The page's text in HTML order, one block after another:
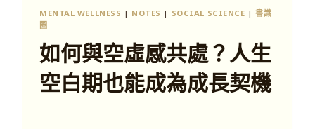
MENTAL WELLNESS | NOTES | SOCIAL SCIENCE |書識
圈
如何與空虛感共處？人生
空白期也能成為成長契機